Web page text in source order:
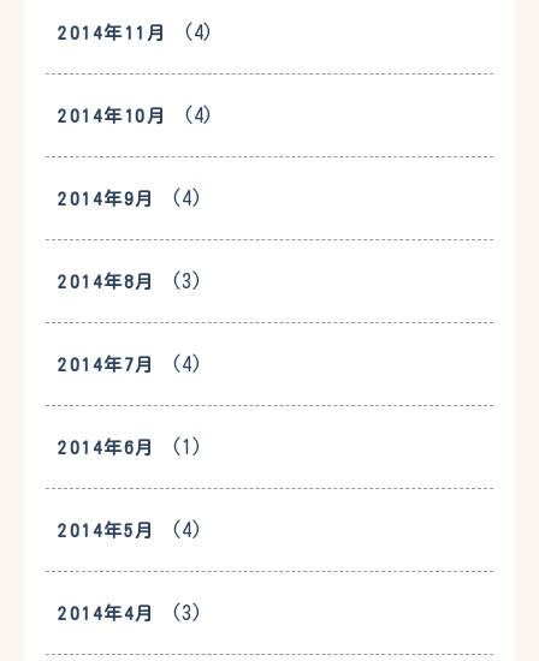
2014年11月 (4)
2014年10月 (4)
2014年9月 (4)
2014年8月 (3)
2014年7月 (4)
2014年6月 (1)
2014年5月 (4)
2014年4月 (3)